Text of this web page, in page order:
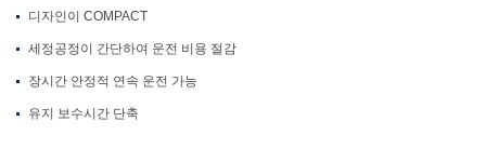
디자인이 COMPACT
세정공정이 간단하여 운전 비용 절감
장시간 안정적 연속 운전 가능
유지 보수시간 단축